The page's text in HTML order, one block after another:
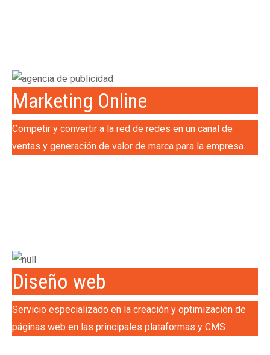
Marketing Online
Competir y convertir a la red de redes en un canal de
ventas y generación de valor de marca para la empresa.
Diseño web
Servicio especializado en la creación y optimización de
páginas web en las principales plataformas y CMS